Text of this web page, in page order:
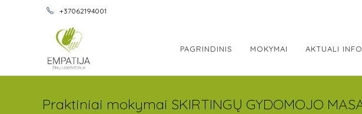
+37062194001
PAGRINDINIS MOKYMAI AKTUALI
Praktiniai mokymai SKIRTINGŲ GYDOMOJO